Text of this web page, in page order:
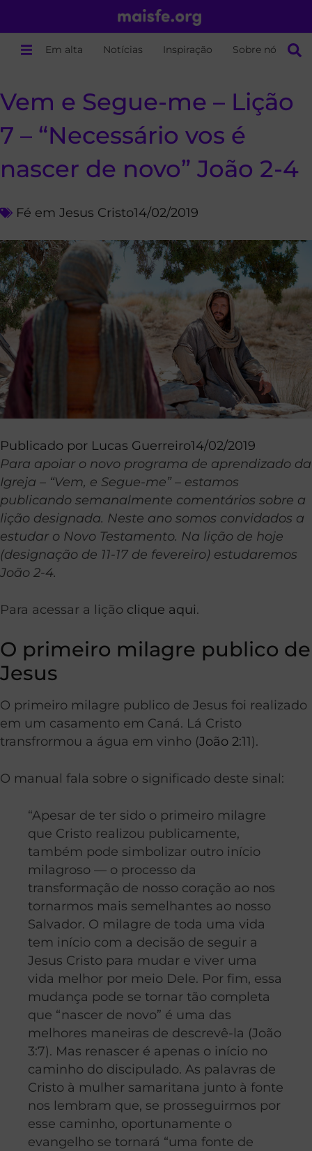
Em alta Notícias Inspiração Sobre nós
Vem e Segue-me – Lição
7 – “Necessário vos é
nascer de novo” João 2-4
Fé em Jesus Cristo14/02/2019
Publicado por Lucas Guerreiro14/02/2019
Para apoiar o novo programa de aprendizado da
Igreja – “Vem, e Segue-me” – estamos
publicando semanalmente comentários sobre a
lição designada. Neste ano somos convidados a
estudar o Novo Testamento. Na lição de hoje
(designação de 11-17 de fevereiro) estudaremos
João 2-4.
Para acessar a lição clique aqui.
O primeiro milagre publico de
Jesus
O primeiro milagre publico de Jesus foi realizado
em um casamento em Caná. Lá Cristo
transfrormou a água em vinho (João 2:11).
O manual fala sobre o significado deste sinal:
“Apesar de ter sido o primeiro milagre
que Cristo realizou publicamente,
também pode simbolizar outro início
milagroso — o processo da
transformação de nosso coração ao nos
tornarmos mais semelhantes ao nosso
Salvador. O milagre de toda uma vida
tem início com a decisão de seguir a
Jesus Cristo para mudar e viver uma
vida melhor por meio Dele. Por fim, essa
mudança pode se tornar tão completa
que “nascer de novo” é uma das
melhores maneiras de descrevê-la (João
3:7). Mas renascer é apenas o início no
caminho do discipulado. As palavras de
Cristo à mulher samaritana junto à fonte
nos lembram que, se prosseguirmos por
esse caminho, oportunamente o
evangelho se tornará “uma fonte de